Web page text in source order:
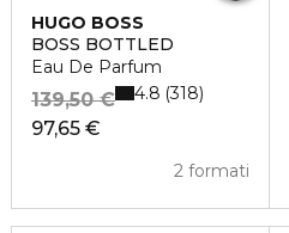
HUGO BOSS
BOSS BOTTLED
Eau De Parfum
97,65 €
139,50 €
2 formati
4.8 318